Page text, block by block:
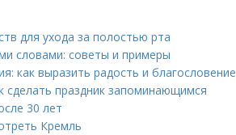
для ухода за полостью рта
словами: советы и примеры
как выразить радость и благословение
праздник запоминающимся
30 лет
Кремль